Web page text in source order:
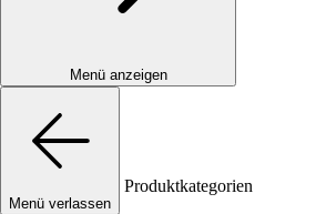
Menü anzeigen
Menü verlassen
Produktkategorien